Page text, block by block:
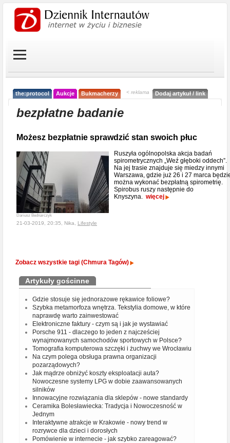
the:protocol Aukcje Bukmacherzy < reklama Dodaj artykuł / link
bezpłatne badanie
Możesz bezpłatnie sprawdzić stan swoich płuc
Dariusz Bednarczyk
Ruszyła ogólnopolska akcja badań
spirometrycznych „Weź głęboki oddech”.
Na jej trasie znajduje się miedzy innymi
Warszawa, gdzie już 26 i 27 marca
można wykonać bezpłatną spirometrię.
Spirobus ruszy następnie do
Knyszyna. więcej
21-03-2019, 20:35, Nika, Lifestyle
Zobacz wszystkie tagi (Chmura Tagów)
Artykuły gościnne
Gdzie stosuje się jednorazowe rękawice foliowe?
Szybka metamorfoza wnętrza. Tekstylia domowe, w które
naprawdę warto zainwestować
Elektroniczne faktury - czym są i jak je wystawiać
Porsche 911 - dlaczego to jeden z najcześciej
wynajmowanych samochodów sportowych w Polsce?
Tomografia komputerowa szczęki i żuchwy we Wrocławiu
Na czym polega obsługa prawna organizacji
pozarządowych?
Jak mądrze obniżyć koszty eksploatacji auta?
Nowoczesne systemy LPG w dobie zaawansowanych
silników
Innowacyjne rozwiązania dla sklepów - nowe standardy
Ceramika Bolesławiecka: Tradycja i Nowoczesność w
Jednym
Interaktywne atrakcje w Krakowie - nowy trend w
rozrywce dla dzieci i dorosłych
Pomówienie w internecie - jak szybko zareagować?